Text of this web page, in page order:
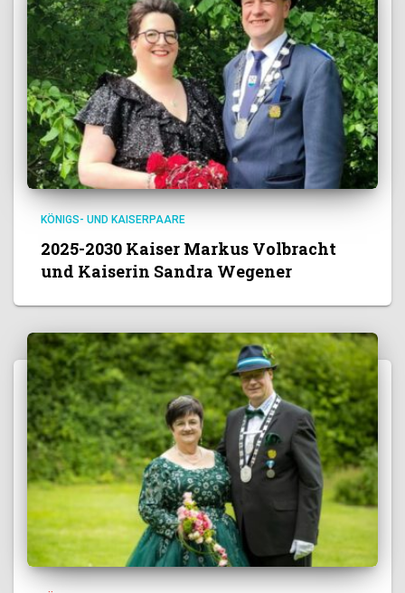
KÖNIGS- UND KAISERPAARE
2025-2030 Kaiser Markus Volbracht
und Kaiserin Sandra Wegener